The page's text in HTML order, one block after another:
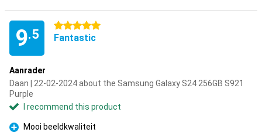
9.5
5 stars
Fantastic
Aanrader
Daan | 22-02-2024 about the Samsung Galaxy S24 256GB S921
Purple
I recommend this product
Pro
Mooi beeldkwaliteit